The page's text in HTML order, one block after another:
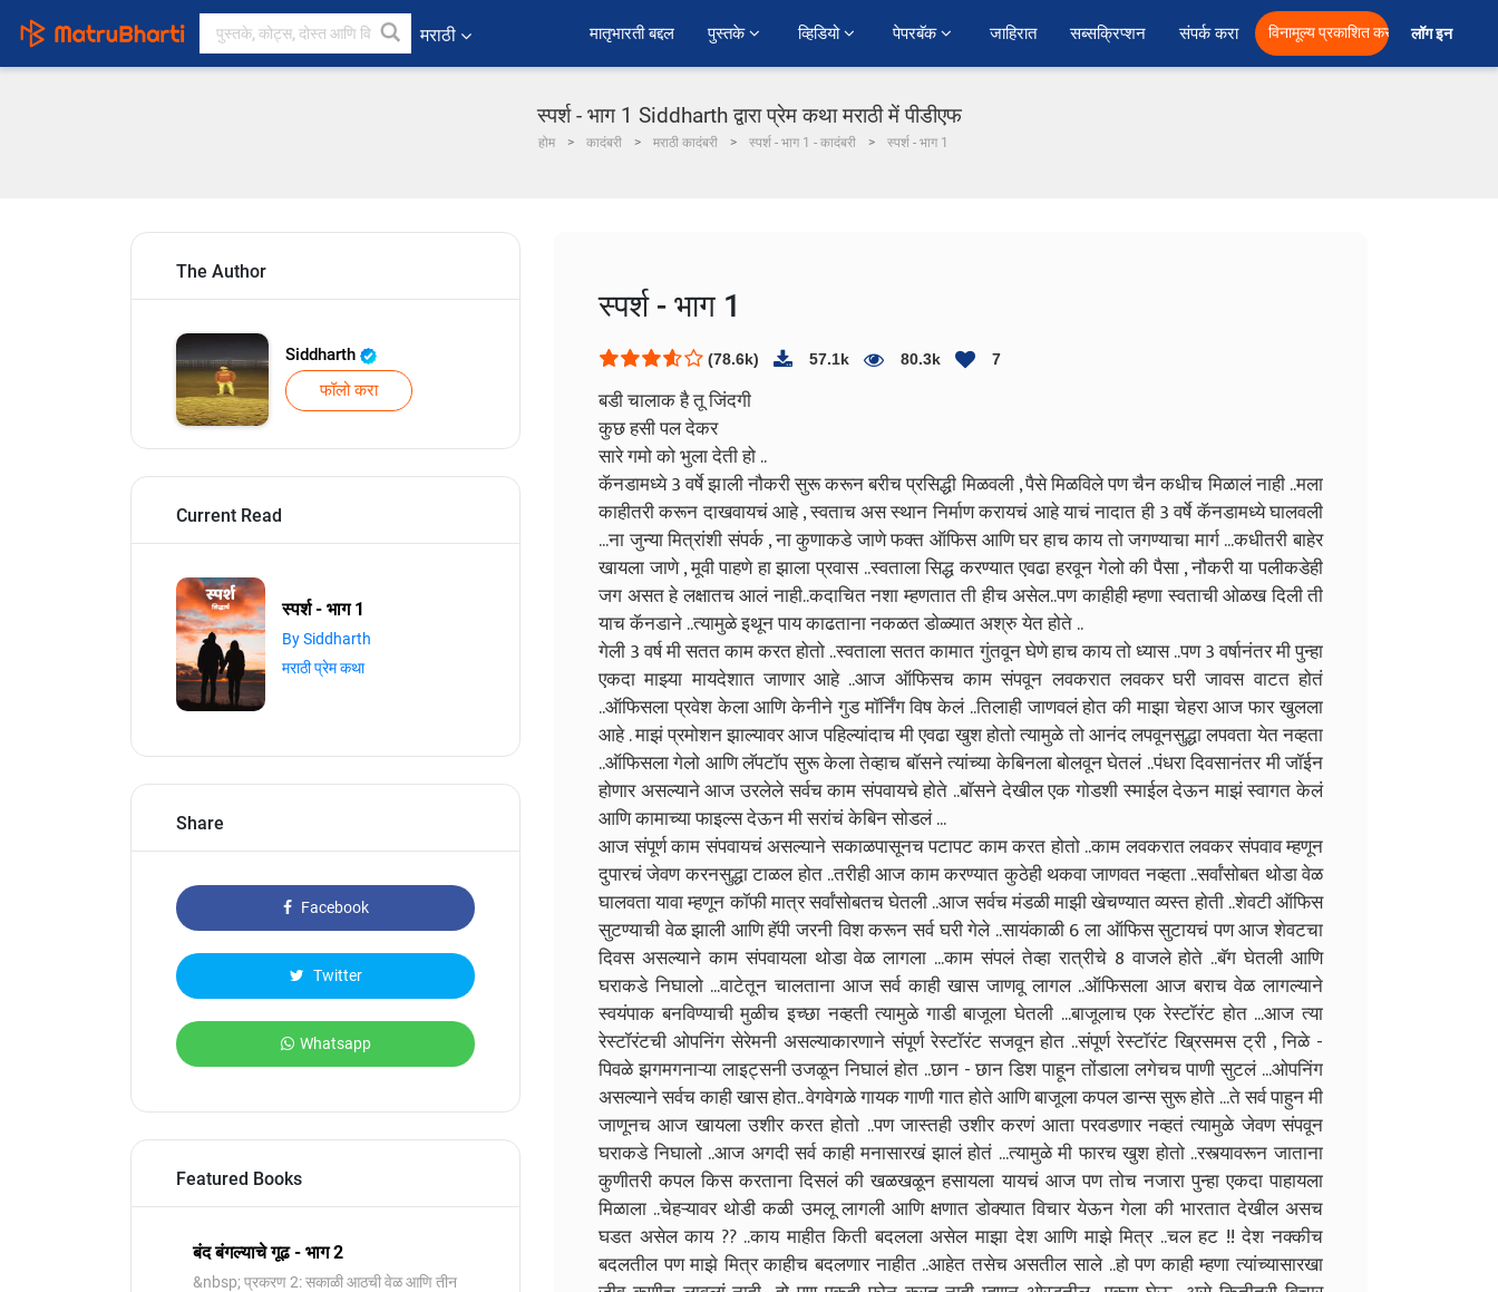
मराठी ﻿मातृभारती बद्दल पुस्तके व्हिडियो पेपरबॅक जाहिरात सब्सक्रिप्शन संपर्क करा विनामूल्य प्रकाशित करा लॉग इन
स्पर्श - भाग 1 Siddharth द्वारा प्रेम कथा मराठी में पीडीएफ
होम कादंबरी मराठी कादंबरी स्पर्श - भाग 1 - कादंबरी स्पर्श - भाग 1
The Author
Siddharth
फॉलो करा
Current Read
स्पर्श - भाग 1
By Siddharth
मराठी प्रेम कथा
Share
Facebook
Twitter
Whatsapp
Featured Books
बंद बंगल्याचे गूढ - भाग 2
&nbsp; प्रकरण 2: सकाळी आठची वेळ आणि तीन
स्पर्श - भाग 1
(78.6k) 57.1k 80.3k 7
बडी चालाक है तू जिंदगी
कुछ हसी पल देकर
सारे गमो को भुला देती हो ..
कॅनडामध्ये 3 वर्षे झाली नौकरी सुरू करून बरीच प्रसिद्धी मिळवली , पैसे मिळविले पण चैन कधीच मिळालं नाही ..मला
काहीतरी करून दाखवायचं आहे , स्वताच अस स्थान निर्माण करायचं आहे याचं नादात ही 3 वर्षे कॅनडामध्ये घालवली
...ना जुन्या मित्रांशी संपर्क , ना कुणाकडे जाणे फक्त ऑफिस आणि घर हाच काय तो जगण्याचा मार्ग ...कधीतरी बाहेर
खायला जाणे , मूवी पाहणे हा झाला प्रवास ..स्वताला सिद्ध करण्यात एवढा हरवून गेलो की पैसा , नौकरी या पलीकडेही
जग असत हे लक्षातच आलं नाही..कदाचित नशा म्हणतात ती हीच असेल..पण काहीही म्हणा स्वताची ओळख दिली ती
याच कॅनडाने ..त्यामुळे इथून पाय काढताना नकळत डोळ्यात अश्रु येत होते ..
गेली 3 वर्ष मी सतत काम करत होतो ..स्वताला सतत कामात गुंतवून घेणे हाच काय तो ध्यास ..पण 3 वर्षानंतर मी पुन्हा
एकदा माझ्या मायदेशात जाणार आहे ..आज ऑफिसच काम संपवून लवकरात लवकर घरी जावस वाटत होतं
..ऑफिसला प्रवेश केला आणि केनीने गुड मॉर्निंग विष केलं ..तिलाही जाणवलं होत की माझा चेहरा आज फार खुलला
आहे . माझं प्रमोशन झाल्यावर आज पहिल्यांदाच मी एवढा खुश होतो त्यामुळे तो आनंद लपवूनसुद्धा लपवता येत नव्हता
..ऑफिसला गेलो आणि लॅपटॉप सुरू केला तेव्हाच बॉसने त्यांच्या केबिनला बोलवून घेतलं ..पंधरा दिवसानंतर मी जॉईन
होणार असल्याने आज उरलेले सर्वच काम संपवायचे होते ..बॉसने देखील एक गोडशी स्माईल देऊन माझं स्वागत केलं
आणि कामाच्या फाइल्स देऊन मी सरांचं केबिन सोडलं ...
आज संपूर्ण काम संपवायचं असल्याने सकाळपासूनच पटापट काम करत होतो ..काम लवकरात लवकर संपवाव म्हणून
दुपारचं जेवण करनसुद्धा टाळल होत ..तरीही आज काम करण्यात कुठेही थकवा जाणवत नव्हता ..सर्वांसोबत थोडा वेळ
घालवता यावा म्हणून कॉफी मात्र सर्वांसोबतच घेतली ..आज सर्वच मंडळी माझी खेचण्यात व्यस्त होती ..शेवटी ऑफिस
सुटण्याची वेळ झाली आणि हॅपी जरनी विश करून सर्व घरी गेले ..सायंकाळी 6 ला ऑफिस सुटायचं पण आज शेवटचा
दिवस असल्याने काम संपवायला थोडा वेळ लागला ...काम संपलं तेव्हा रात्रीचे 8 वाजले होते ..बॅग घेतली आणि
घराकडे निघालो ...वाटेतून चालताना आज सर्व काही खास जाणवू लागल ..ऑफिसला आज बराच वेळ लागल्याने
स्वयंपाक बनविण्याची मुळीच इच्छा नव्हती त्यामुळे गाडी बाजूला घेतली ...बाजूलाच एक रेस्टॉरंट होत ...आज त्या
रेस्टॉरंटची ओपनिंग सेरेमनी असल्याकारणाने संपूर्ण रेस्टॉरंट सजवून होत ..संपूर्ण रेस्टॉरंट ख्रिसमस ट्री , निळे -
पिवळे झगमगनाऱ्या लाइट्सनी उजळून निघालं होत ..छान - छान डिश पाहून तोंडाला लगेचच पाणी सुटलं ...ओपनिंग
असल्याने सर्वच काही खास होत.. वेगवेगळे गायक गाणी गात होते आणि बाजूला कपल डान्स सुरू होते ...ते सर्व पाहुन मी
जाणूनच आज खायला उशीर करत होतो ..पण जास्तही उशीर करणं आता परवडणार नव्हतं त्यामुळे जेवण संपवून
घराकडे निघालो ..आज अगदी सर्व काही मनासारखं झालं होतं ...त्यामुळे मी फारच खुश होतो ..रस्त्यावरून जाताना
कुणीतरी कपल किस करताना दिसलं की खळखळून हसायला यायचं आज पण तोच नजारा पुन्हा एकदा पाहायला
मिळाला ..चेहऱ्यावर थोडी कळी उमलू लागली आणि क्षणात डोक्यात विचार येऊन गेला की भारतात देखील असच
घडत असेल काय ?? ..काय माहीत किती बदलला असेल माझा देश आणि माझे मित्र ..चल हट !! देश नक्कीच
बदलतील पण माझे मित्र काहीच बदलणार नाहीत ..आहेत तसेच असतील साले ..हो पण काही म्हणा त्यांच्यासारखा